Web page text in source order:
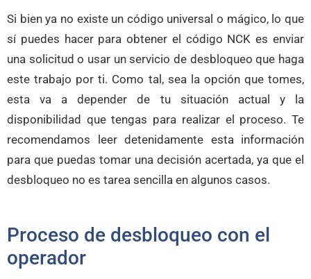
Si bien ya no existe un código universal o mágico, lo que
sí puedes hacer para obtener el código NCK es enviar
una solicitud o usar un servicio de desbloqueo que haga
este trabajo por ti. Como tal, sea la opción que tomes,
esta va a depender de tu situación actual y la
disponibilidad que tengas para realizar el proceso. Te
recomendamos leer detenidamente esta información
para que puedas tomar una decisión acertada, ya que el
desbloqueo no es tarea sencilla en algunos casos.
Proceso de desbloqueo con el
operador